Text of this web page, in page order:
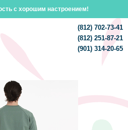
с хорошим настроением!
(812) 702-73-41
(812) 251-87-21
(901) 314-20-65